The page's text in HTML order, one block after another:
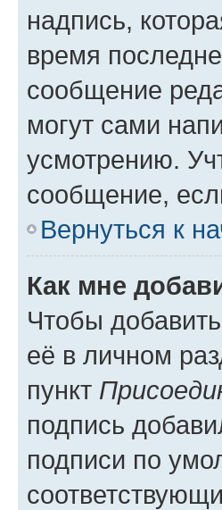
надпись,
время
сообщение
могут сами
усмотрению.
сообщение,
Вернуться к
Как мне
Чтобы
её в личном
пункт
подпись
подписи по